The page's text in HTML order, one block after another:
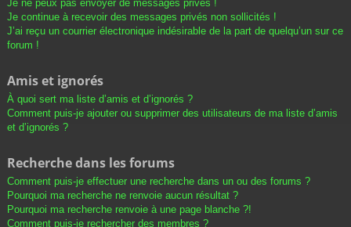
Je ne peux pas envoyer de messages privés !
Je continue à recevoir des messages privés non sollicités !
J’ai reçu un courrier électronique indésirable de la part de quelqu’un sur ce
forum !
Amis et ignorés
À quoi sert ma liste d’amis et d’ignorés ?
Comment puis-je ajouter ou supprimer des utilisateurs de ma liste d’amis
et d’ignorés ?
Recherche dans les forums
Comment puis-je effectuer une recherche dans un ou des forums ?
Pourquoi ma recherche ne renvoie aucun résultat ?
Pourquoi ma recherche renvoie à une page blanche ?!
Comment puis-je rechercher des membres ?